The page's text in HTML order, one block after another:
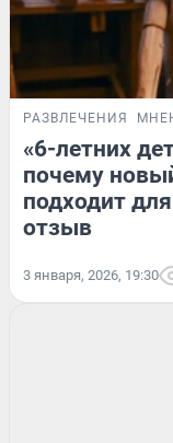
РАЗВЛЕЧЕНИЯ
«6-летних
почему
подходит
отзыв
3 января, 2026, 19:30